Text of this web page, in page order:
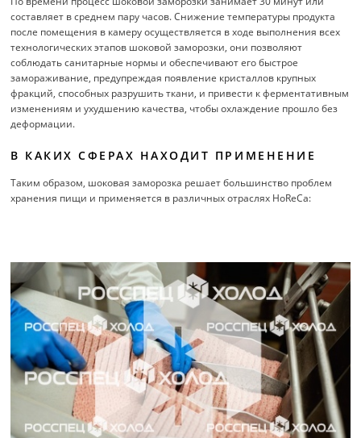
составляет в среднем пару часов. Снижение температуры продукта
после помещения в камеру осуществляется в ходе выполнения всех
технологических этапов шоковой заморозки, они позволяют
соблюдать санитарные нормы и обеспечивают его быстрое
замораживание, предупреждая появление кристаллов крупных
фракций, способных разрушить ткани, и привести к ферментативным
изменениям и ухудшению качества, чтобы охлаждение прошло без
деформации.
В КАКИХ СФЕРАХ НАХОДИТ ПРИМЕНЕНИЕ
Таким образом, шоковая заморозка решает большинство проблем
хранения пищи и применяется в различных отраслях HoReCa: